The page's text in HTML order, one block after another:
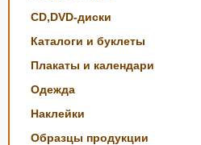
CD,DVD-диски
Каталоги и буклеты
Плакаты и календари
Одежда
Наклейки
Образцы продукции